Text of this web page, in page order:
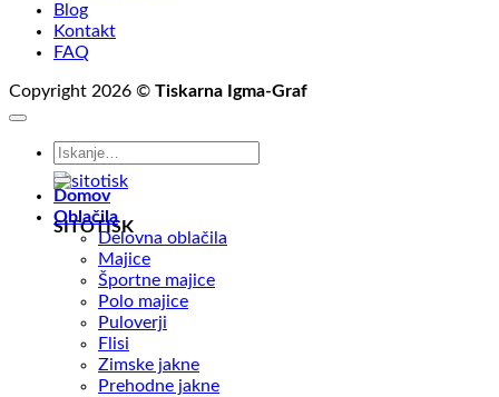
SITOTISK
Blog
Kontakt
FAQ
Copyright 2026 © Tiskarna Igma-Graf
Išči:
Domov
Oblačila
Delovna oblačila
Majice
Športne majice
Polo majice
Puloverji
Flisi
Zimske jakne
Prehodne jakne